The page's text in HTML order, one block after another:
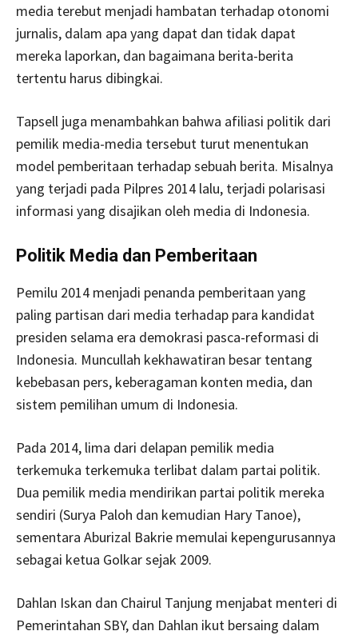
media terebut menjadi hambatan terhadap otonomi
jurnalis, dalam apa yang dapat dan tidak dapat
mereka laporkan, dan bagaimana berita-berita
tertentu harus dibingkai.
Tapsell juga menambahkan bahwa afiliasi politik dari
pemilik media-media tersebut turut menentukan
model pemberitaan terhadap sebuah berita. Misalnya
yang terjadi pada Pilpres 2014 lalu, terjadi polarisasi
informasi yang disajikan oleh media di Indonesia.
Politik Media dan Pemberitaan
Pemilu 2014 menjadi penanda pemberitaan yang
paling partisan dari media terhadap para kandidat
presiden selama era demokrasi pasca-reformasi di
Indonesia. Muncullah kekhawatiran besar tentang
kebebasan pers, keberagaman konten media, dan
sistem pemilihan umum di Indonesia.
Pada 2014, lima dari delapan pemilik media
terkemuka terkemuka terlibat dalam partai politik.
Dua pemilik media mendirikan partai politik mereka
sendiri (Surya Paloh dan kemudian Hary Tanoe),
sementara Aburizal Bakrie memulai kepengurusannya
sebagai ketua Golkar sejak 2009.
Dahlan Iskan dan Chairul Tanjung menjabat menteri di
Pemerintahan SBY, dan Dahlan ikut bersaing dalam